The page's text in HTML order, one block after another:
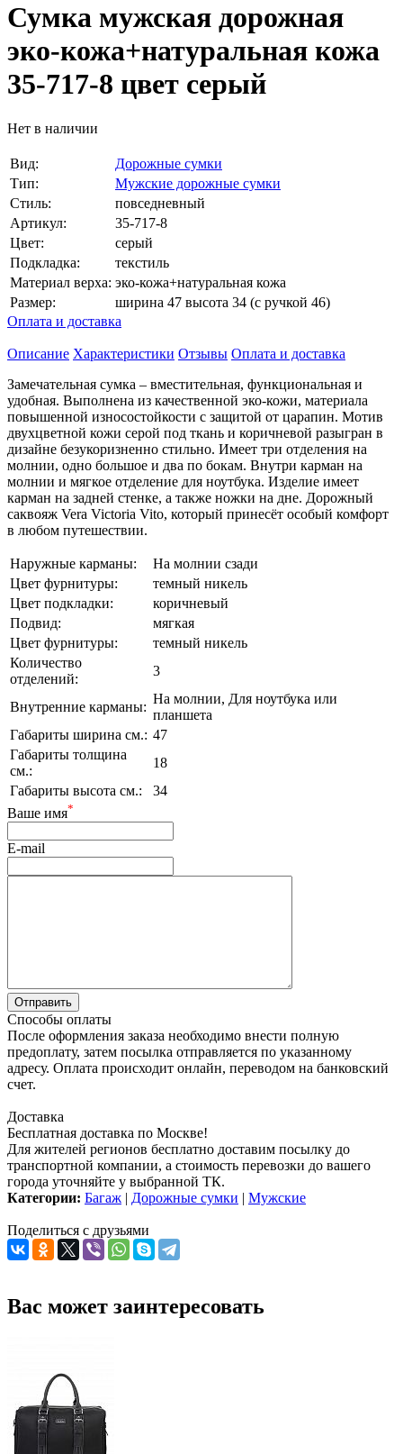
Сумка мужская дорожная
эко-кожа+натуральная кожа
35-717-8 цвет серый
Нет в наличии
Вид:
Дорожные сумки
Тип:
Мужские дорожные сумки
Стиль:
повседневный
Артикул:
35-717-8
Цвет:
серый
Подкладка:
текстиль
Материал верха: эко-кожа+натуральная кожа
Размер:
ширина 47 высота 34 (с ручкой 46)
Оплата и доставка
Описание Характеристики Отзывы Оплата и доставка
Замечательная сумка – вместительная, функциональная и
удобная. Выполнена из качественной эко-кожи, материала
повышенной износостойкости с защитой от царапин. Мотив
двухцветной кожи серой под ткань и коричневой разыгран в
дизайне безукоризненно стильно. Имеет три отделения на
молнии, одно большое и два по бокам. Внутри карман на
молнии и мягкое отделение для ноутбука. Изделие имеет
карман на задней стенке, а также ножки на дне. Дорожный
саквояж Vera Victoria Vito, который принесёт особый комфорт
в любом путешествии.
Наружные карманы:
На молнии сзади
Цвет фурнитуры:
темный никель
Цвет подкладки:
коричневый
Подвид:
мягкая
Цвет фурнитуры:
темный никель
Количество
отделений:
3
Внутренние карманы:
На молнии, Для ноутбука или
планшета
Габариты ширина см.: 47
Габариты толщина
см.:
18
Габариты высота см.:
34
Ваше имя*
E-mail
Способы оплаты
После оформления заказа необходимо внести полную
предоплату, затем посылка отправляется по указанному
адресу. Оплата происходит онлайн, переводом на банковский
счет.
Доставка
Бесплатная доставка по Москве!
Для жителей регионов бесплатно доставим посылку до
транспортной компании, а стоимость перевозки до вашего
города уточняйте у выбранной ТК.
Категории: Багаж | Дорожные сумки | Мужские
Поделиться с друзьями
Вас может заинтересовать